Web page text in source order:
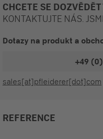
CHCETE SE
KONTAKTUJTE NÁS.
Dotazy na produkt a
+49 (0)
sales[at]pfleiderer[dot]com
REFERENCE